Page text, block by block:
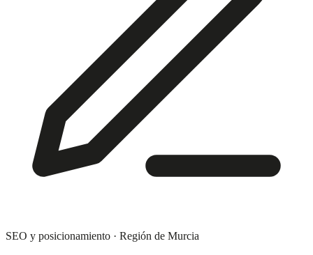
SEO y posicionamiento · Región de Murcia